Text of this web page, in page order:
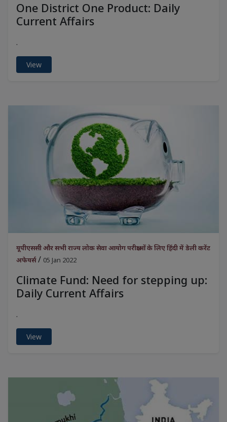
One District One Product: Daily
Current Affairs
.
View
यूपीएससी और सभी राज्य लोक सेवा आयोग परीक्षाओं के लिए हिंदी में डेली करेंट
अफेयर्स/ 05 Jan 2022
Climate Fund: Need for stepping up:
Daily Current Affairs
.
View